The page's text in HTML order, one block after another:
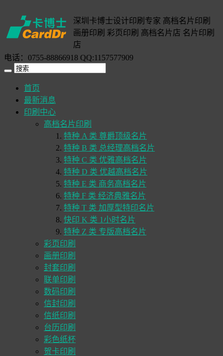
深圳卡博士设计印刷专家 高档名片印刷
画册印刷 彩页印刷 高档名片店 名片印刷
店
电话：0755-88866918 QQ:1157577909
首页
最新消息
印刷中心
高档名片印刷
特种 A 类 尊爵顶级名片
特种 B 类 总经理高档名片
特种 C 类 优雅高档名片
特种 D 类 优越高档名片
特种 E 类 商务高档名片
特种 F 类 经济典雅名片
特种 T 类 加厚型特印名片
快印 K 类 1小时名片
特种 Z 类 专版高档名片
彩页印刷
画册印刷
封套印刷
联单印刷
数码印刷
信封印刷
信纸印刷
台历印刷
彩色纸杯
贺卡印刷